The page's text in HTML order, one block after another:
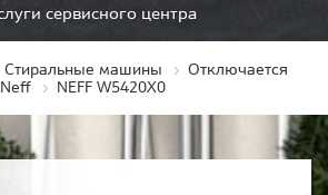
сервисного центра
Стиральные машины
Отключается
NEFF W5420X0